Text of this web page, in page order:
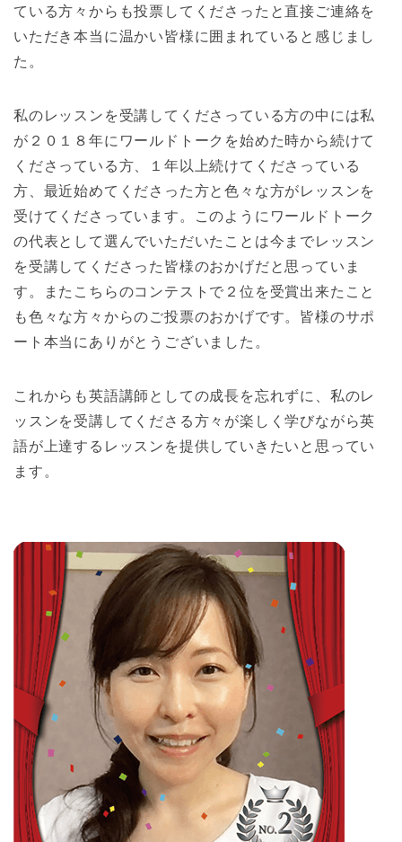
ている方々からも投票してくださったと直接ご連絡を
いただき本当に温かい皆様に囲まれていると感じまし
た。
私のレッスンを受講してくださっている方の中には私
が２０１８年にワールドトークを始めた時から続けて
くださっている方、１年以上続けてくださっている
方、最近始めてくださった方と色々な方がレッスンを
受けてくださっています。このようにワールドトーク
の代表として選んでいただいたことは今までレッスン
を受講してくださった皆様のおかげだと思っていま
す。またこちらのコンテストで２位を受賞出来たこと
も色々な方々からのご投票のおかげです。皆様のサポ
ート本当にありがとうございました。
これからも英語講師としての成長を忘れずに、私のレ
ッスンを受講してくださる方々が楽しく学びながら英
語が上達するレッスンを提供していきたいと思ってい
ます。